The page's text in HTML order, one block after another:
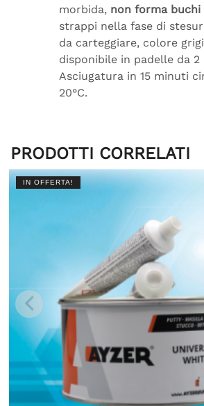
morbida, non forma buchi
strappi nella fase di
da carteggiare, colore
disponibile in padelle da 2
Asciugatura in 15 minuti
20°C.
PRODOTTI CORRELATI
IN OFFERTA!